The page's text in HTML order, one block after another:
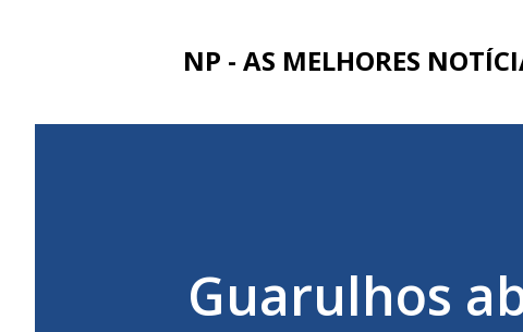
NP - AS MELHORES
Guarulhos